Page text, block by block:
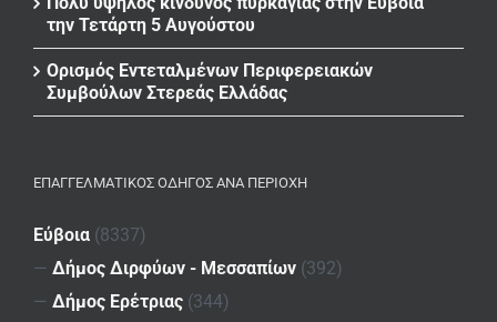
την Τετάρτη 5 Αυγούστου
Ορισμός Εντεταλμένων Περιφερειακών
Συμβούλων Στερεάς Ελλάδας
ΕΠΑΓΓΕΛΜΑΤΙΚΌΣ ΟΔΗΓΌΣ ΑΝΆ ΠΕΡΙΟΧΉ
Εύβοια (8337)
— Δήμος Διρφύων - Μεσσαπίων (392)
— Δήμος Ερέτριας (344)